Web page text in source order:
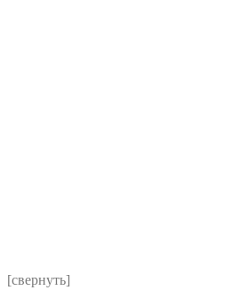
[свернуть]